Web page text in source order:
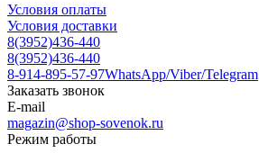
Условия оплаты
Условия доставки
8(3952)436-440
8(3952)436-440
8-914-895-57-97WhatsApp/Viber/Telegram
Заказать звонок
E-mail
magazin@shop-sovenok.ru
Режим работы